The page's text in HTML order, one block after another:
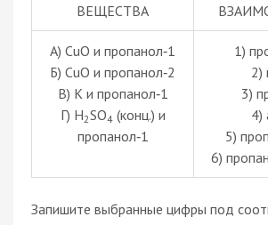
ВЕЩЕСТВА
А) CuO и пропанол‑1
Б) CuO и пропанол‑2
В) K и пропанол‑1
Г) H2SO4 (конц.) и
пропанол‑1
1)
2)
3)
4)
5)
6)
Запишите выбранные цифры под